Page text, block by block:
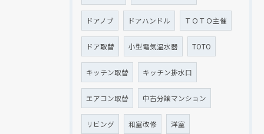
ドアノブ ドアハンドル ＴＯＴＯ主催
ドア取替 小型電気温水器 TOTO
キッチン取替 キッチン排水口
エアコン取替 中古分譲マンション
リビング 和室改修 洋室